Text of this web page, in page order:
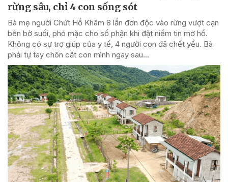
rừng sâu, chỉ 4 con sống sót
Bà mẹ người Chứt Hồ Khâm 8 lần đơn độc vào rừng vượt cạn
bên bờ suối, phó mặc cho số phận khi đặt niềm tin mơ hồ.
Không có sự trợ giúp của y tế, 4 người con đã chết yểu. Bà
phải tự tay chôn cất con mình ngay sau...